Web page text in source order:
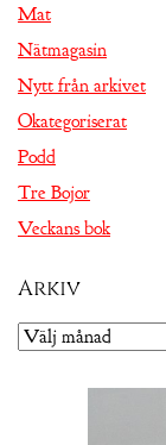
Mat
Nätmagasin
Nytt från arkivet
Okategoriserat
Podd
Tre Bojor
Veckans bok
Arkiv
Arkiv